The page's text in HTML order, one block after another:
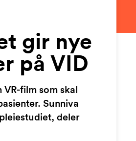
gir nye
på VID
film som skal
Sunniva
deler